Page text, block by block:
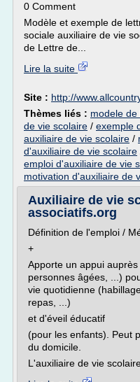
0 Comment
Modèle et exemple de
sociale auxiliaire de vie
de Lettre de...
Lire la suite
Site : http://
Thèmes liés : modele
de vie scolaire / exemple
auxiliaire de vie scolaire /
d'auxiliaire de vie scolaire
emploi d'auxiliaire de vie
motivation d'auxiliaire de
Auxiliaire de vie
associatifs.org
Définition de l'emploi /
+
Apporte un appui
personnes âgées, ...)
vie quotidienne
repas, ...)
et d'éveil éducatif
(pour les enfants). Peut
du domicile.
L'auxiliaire de vie